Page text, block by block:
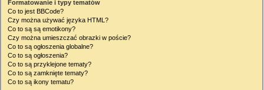
Formatowanie i typy tematów
Co to jest BBCode?
Czy można używać języka HTML?
Co to są są emotikony?
Czy można umieszczać obrazki w poście?
Co to są ogłoszenia globalne?
Co to są ogłoszenia?
Co to są przyklejone tematy?
Co to są zamknięte tematy?
Co to są ikony tematu?